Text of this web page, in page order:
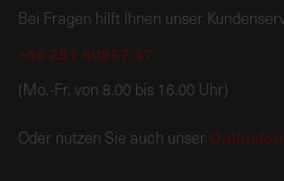
Bei Fragen hilft Ihnen unser
+49 251 60957 47
(Mo.-Fr. von 8.00 bis 16.00 Uhr)
Oder nutzen Sie auch unser